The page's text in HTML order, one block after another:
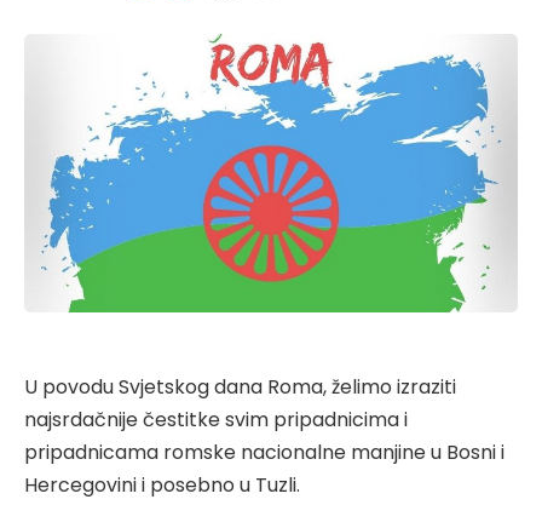
U povodu Svjetskog dana Roma, želimo izraziti
najsrdačnije čestitke svim pripadnicima i
pripadnicama romske nacionalne manjine u Bosni i
Hercegovini i posebno u Tuzli.